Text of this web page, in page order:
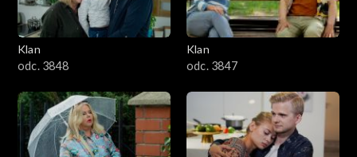
Klan
odc. 3848
Klan
odc. 3847